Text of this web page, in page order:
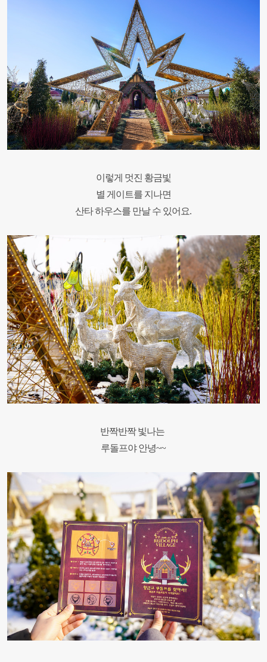
이렇게 멋진 황금빛
별 게이트를 지나면
산타 하우스를 만날 수 있어요.
반짝반짝 빛나는
루돌프야 안녕~~